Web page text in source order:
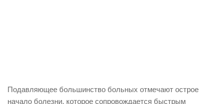
Подавляющее большинство больных отмечают острое
начало болезни, которое сопровождается быстрым